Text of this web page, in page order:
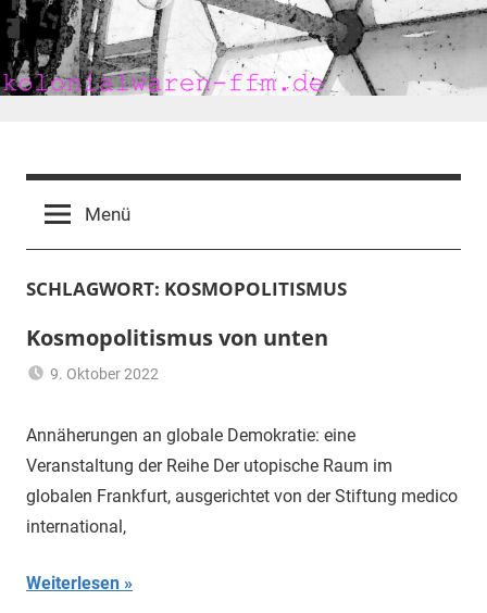
Zum
Inhalt
springen
kolonialwaren-
ffm.de
Menü
SCHLAGWORT: KOSMOPOLITISMUS
Kosmopolitismus von unten
9. Oktober 2022
Imperialer
Kapitalismus,
Kolonialismus
Annäherungen an globale Demokratie: eine
Veranstaltung der Reihe Der utopische Raum im
globalen Frankfurt, ausgerichtet von der Stiftung medico
international,
Weiterlesen